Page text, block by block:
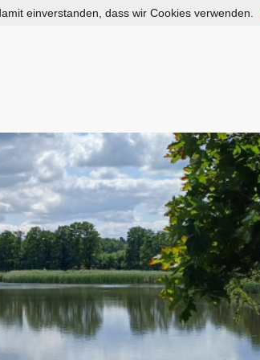
einverstanden, dass wir Cookies verwenden.